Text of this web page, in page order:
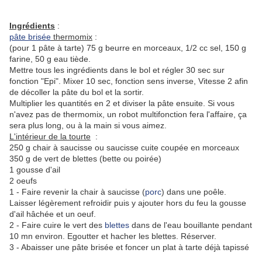
Ingrédients :
pâte brisée thermomix :
(pour 1 pâte à tarte) 75 g beurre en morceaux, 1/2 cc sel, 150 g
farine, 50 g eau tiède.
Mettre tous les ingrédients dans le bol et régler 30 sec sur
fonction "Epi". Mixer 10 sec, fonction sens inverse, Vitesse 2 afin
de décoller la pâte du bol et la sortir.
Multiplier les quantités en 2 et diviser la pâte ensuite. Si vous
n'avez pas de thermomix, un robot multifonction fera l'affaire, ça
sera plus long, ou à la main si vous aimez.
L'intérieur de la tourte :
250 g chair à saucisse ou saucisse cuite coupée en morceaux
350 g de vert de blettes (bette ou poirée)
1 gousse d'ail
2 oeufs
1 - Faire revenir la chair à saucisse (porc) dans une poêle.
Laisser légèrement refroidir puis y ajouter hors du feu la gousse
d'ail hâchée et un oeuf.
2 - Faire cuire le vert des blettes dans de l'eau bouillante pendant
10 mn environ. Egoutter et hacher les blettes. Réserver.
3 - Abaisser une pâte brisée et foncer un plat à tarte déjà tapissé